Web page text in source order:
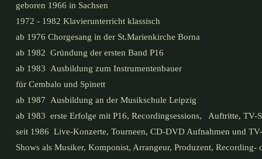
geboren 1966 in Sachsen
1972 - 1982 Klavierunterricht klassisch
ab 1976 Chorgesang in der St.Marienkirche Borna
ab 1982 Gründung der ersten Band P16
ab 1983 Ausbildung zum Instrumentenbauer
für Cembalo und Spinett
ab 1987 Ausbildung an der Musikschule Leipzig
ab 1983 erste Erfolge mit P16, Recordingsessions, Auftritte, TV-
seit 1986 Live-Konzerte, Tourneen, CD-DVD Aufnahmen und TV-
Shows als Musiker, Komponist, Arrangeur, Produzent, Recording-